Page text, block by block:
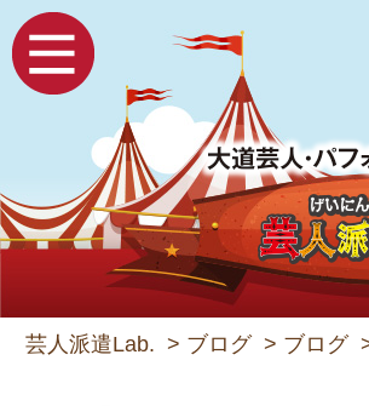
芸人派遣Lab. > ブログ > ブログ